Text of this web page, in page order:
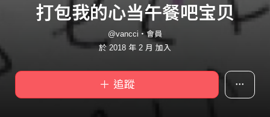
打包我的心当午餐吧宝贝
@vancci・會員
於 2018 年 2 月 加入
＋ 追蹤